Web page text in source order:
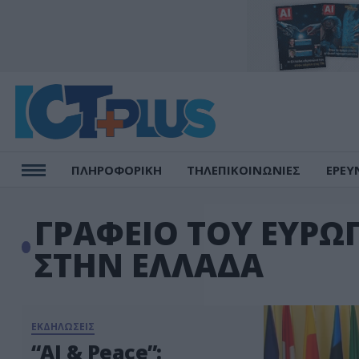
ΠΛΗΡΟΦΟΡΙΚΗ ΤΗΛΕΠΙΚΟΙΝΩΝΙΕΣ
ΓΡΑΦΕΙΟ ΤΟΥ
ΣΤΗΝ ΕΛΛΑΔΑ
ΕΚΔΗΛΩΣΕΙΣ
“AI & Peace”: